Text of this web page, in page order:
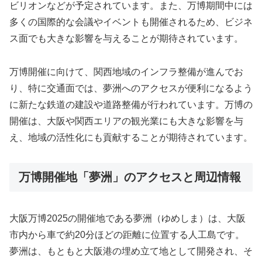
ビリオンなどが予定されています。また、万博期間中には
多くの国際的な会議やイベントも開催されるため、ビジネ
ス面でも大きな影響を与えることが期待されています。
万博開催に向けて、関西地域のインフラ整備が進んでお
り、特に交通面では、夢洲へのアクセスが便利になるよう
に新たな鉄道の建設や道路整備が行われています。万博の
開催は、大阪や関西エリアの観光業にも大きな影響を与
え、地域の活性化にも貢献することが期待されています。
万博開催地「夢洲」のアクセスと周辺情報
大阪万博2025の開催地である夢洲（ゆめしま）は、大阪
市内から車で約20分ほどの距離に位置する人工島です。
夢洲は、もともと大阪港の埋め立て地として開発され、そ